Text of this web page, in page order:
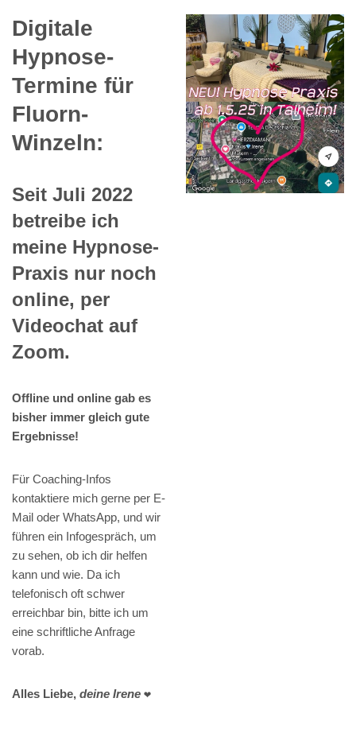
Digitale
Hypnose-
Termine für
Fluorn-
Winzeln:
Seit Juli 2022
betreibe ich
meine Hypnose-
Praxis nur noch
online, per
Videochat auf
Zoom.
Offline und online gab es
bisher immer gleich gute
Ergebnisse!
Für Coaching-Infos
kontaktiere mich gerne per E-
Mail oder WhatsApp, und wir
führen ein Infogespräch, um
zu sehen, ob ich dir helfen
kann und wie. Da ich
telefonisch oft schwer
erreichbar bin, bitte ich um
eine schriftliche Anfrage
vorab.
Alles Liebe, deine Irene ❤️